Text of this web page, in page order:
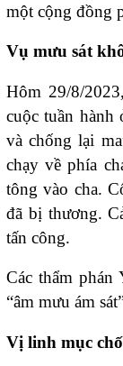
một cộng đồng
Vụ mưu sát
Hôm 29/8/
cuộc tuần hành
và chống lại
chạy về phía
tông vào cha.
đã bị thương.
tấn công.
Các thẩm
“âm mưu ám
Vị linh mục